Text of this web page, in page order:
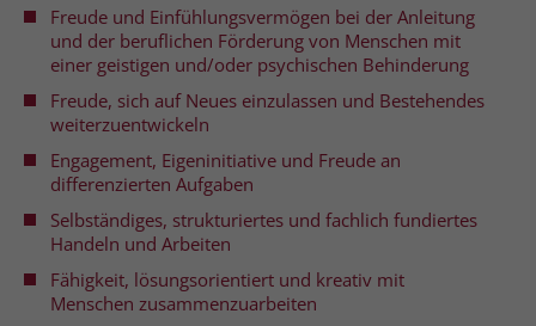
Freude und Einfühlungsvermögen bei der Anleitung
und der beruflichen Förderung von Menschen mit
einer geistigen und/oder psychischen Behinderung
Freude, sich auf Neues einzulassen und Bestehendes
weiterzuentwickeln
Engagement, Eigeninitiative und Freude an
differenzierten Aufgaben
Selbständiges, strukturiertes und fachlich fundiertes
Handeln und Arbeiten
Fähigkeit, lösungsorientiert und kreativ mit
Menschen zusammenzuarbeiten
Name _gcl_dc
Anbieter Google Ads
Laufzeit 90 Tage
Zweck
Dieses Cookie wird gesetzt, wenn ein
User über einen Klick auf eine Google
Es enthält Informationen darüber,
welche Werbeanzeige geklickt wurde,